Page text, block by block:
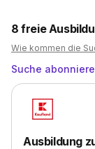
8 freie
Wie kommen die
Suche
Ausbildung